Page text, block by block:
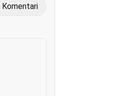
Komentari